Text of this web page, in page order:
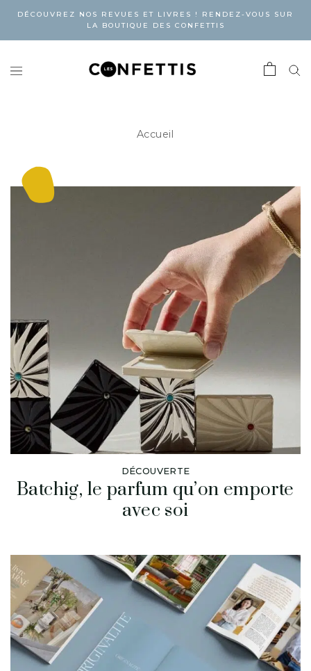
DÉCOUVREZ NOS REVUES ET LIVRES ! RENDEZ-VOUS SUR
LA BOUTIQUE DES CONFETTIS
Accueil
DÉCOUVERTE
Batchig, le parfum qu’on emporte
avec soi